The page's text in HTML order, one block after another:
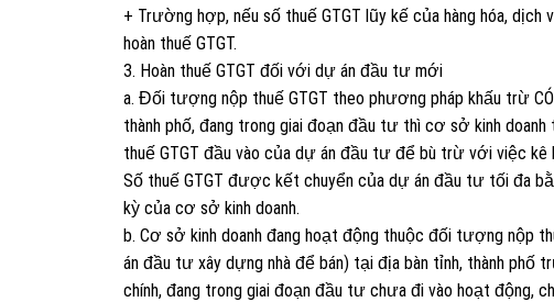
+ Trường hợp, nếu số thuế GTGT lũy kế của hàng hóa,
hoàn thuế GTGT.
3. Hoàn thuế GTGT đối với dự án đầu tư mới
a. Đối tượng nộp thuế GTGT theo phương pháp khấu trừ
thành phố, đang trong giai đoạn đầu tư thì cơ sở kinh
thuế GTGT đầu vào của dự án đầu tư để bù trừ với việc kê
Số thuế GTGT được kết chuyển của dự án đầu tư tối đa
kỳ của cơ sở kinh doanh.
b. Cơ sở kinh doanh đang hoạt động thuộc đối tượng nộp
án đầu tư xây dựng nhà để bán) tại địa bàn tỉnh, thành
chính, đang trong giai đoạn đầu tư chưa đi vào hoạt động,